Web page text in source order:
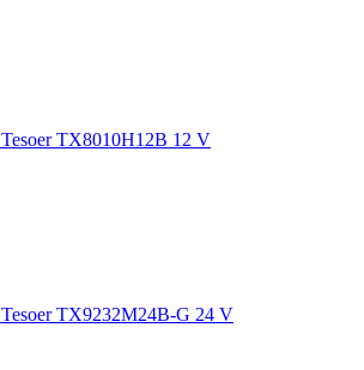
TX8010H12B 12 V
TX9232M24B-G 24 V